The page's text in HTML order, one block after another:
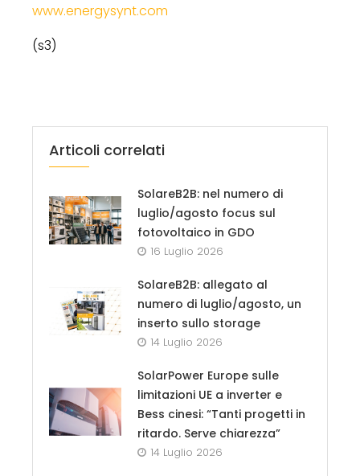
www.energysynt.com
(s3)
Articoli correlati
SolareB2B: nel numero di
luglio/agosto focus sul
fotovoltaico in GDO
16 Luglio 2026
SolareB2B: allegato al
numero di luglio/agosto, un
inserto sullo storage
14 Luglio 2026
SolarPower Europe sulle
limitazioni UE a inverter e
Bess cinesi: “Tanti progetti in
ritardo. Serve chiarezza”
14 Luglio 2026